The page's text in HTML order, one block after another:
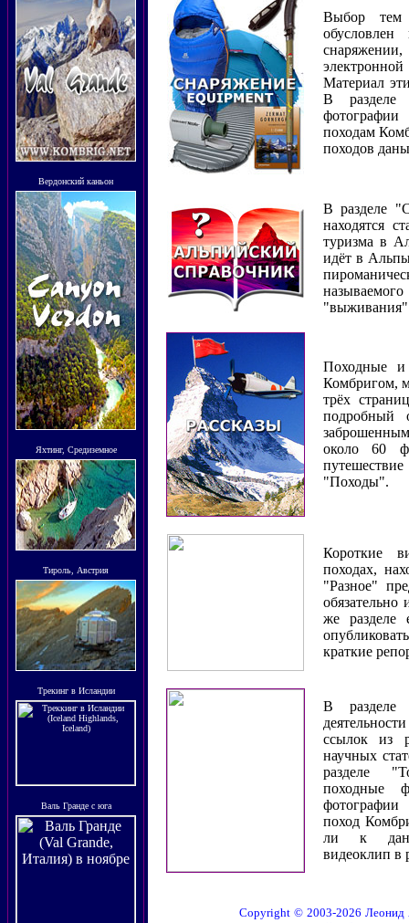
Вердонский каньон
Яхтинг, Средиземное
Тироль, Австрия
Трекинг в Исландии
Валь Гранде с юга
Выбор тем
электронной
Материал
В
походам
походов
Вразделе
находятся
туризма в
идёт в
"выживания"
Походные и
Комбригом,
трёх
подробный
около 60
"Походы".
Короткие
походах,
"Разное"
же разделе
опубликовать
краткие
В разделе
ссылок из
научных
разделе
походные
поход
ли к
видеоклип в
Copyright © 2003-2026 Леонид